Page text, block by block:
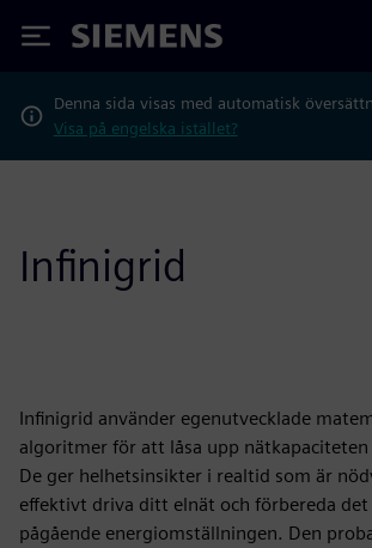
Siemens
Denna sida visas med automatisk
Visa på engelska istället?
Infinigrid
Infinigrid använder egenutvecklade
algoritmer för att låsa upp
De ger helhetsinsikter i realtid som är
effektivt driva ditt elnät och förbereda det
pågående energiomställningen. Den